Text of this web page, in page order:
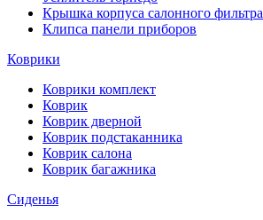
Крышка корпуса салонного фильтра
Клипса панели приборов
Коврики
Коврики комплект
Коврик
Коврик дверной
Коврик подстаканника
Коврик салона
Коврик багажника
Сиденья